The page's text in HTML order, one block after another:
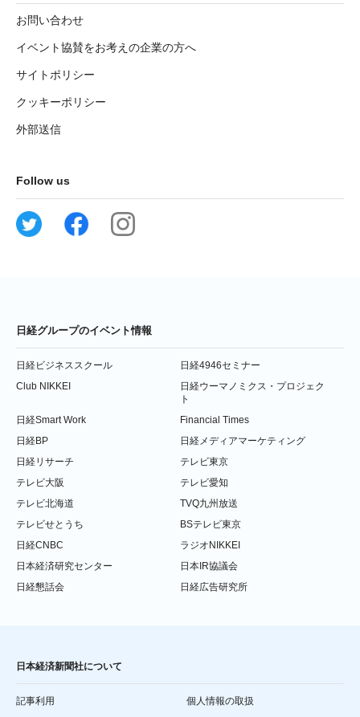
お問い合わせ
イベント協賛をお考えの企業の方へ
サイトポリシー
クッキーポリシー
外部送信
Follow us
日経グループのイベント情報
日経ビジネススクール
日経4946セミナー
Club NIKKEI
日経ウーマノミクス・プロジェク
ト
日経Smart Work
Financial Times
日経BP
日経メディアマーケティング
日経リサーチ
テレビ東京
テレビ大阪
テレビ愛知
テレビ北海道
TVQ九州放送
テレビせとうち
BSテレビ東京
日経CNBC
ラジオNIKKEI
日本経済研究センター
日本IR協議会
日経懇話会
日経広告研究所
日本経済新聞社について
記事利用 個人情報の取扱